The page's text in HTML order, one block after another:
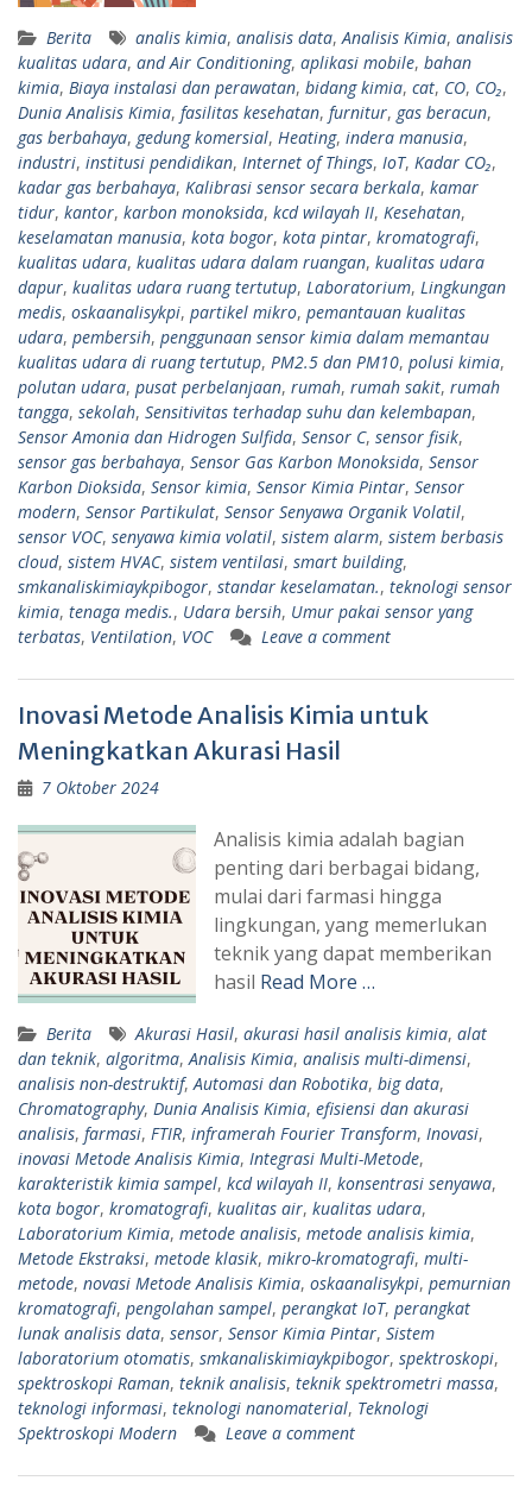
Berita analis kimia, analisis data, Analisis Kimia, analisis
kualitas udara, and Air Conditioning, aplikasi mobile, bahan
kimia, Biaya instalasi dan perawatan, bidang kimia, cat, CO, CO₂,
Dunia Analisis Kimia, fasilitas kesehatan, furnitur, gas beracun,
gas berbahaya, gedung komersial, Heating, indera manusia,
industri, institusi pendidikan, Internet of Things, IoT, Kadar CO₂,
kadar gas berbahaya, Kalibrasi sensor secara berkala, kamar
tidur, kantor, karbon monoksida, kcd wilayah II, Kesehatan,
keselamatan manusia, kota bogor, kota pintar, kromatografi,
kualitas udara, kualitas udara dalam ruangan, kualitas udara
dapur, kualitas udara ruang tertutup, Laboratorium, Lingkungan
medis, oskaanalisykpi, partikel mikro, pemantauan kualitas
udara, pembersih, penggunaan sensor kimia dalam memantau
kualitas udara di ruang tertutup, PM2.5 dan PM10, polusi kimia,
polutan udara, pusat perbelanjaan, rumah, rumah sakit, rumah
tangga, sekolah, Sensitivitas terhadap suhu dan kelembapan,
Sensor Amonia dan Hidrogen Sulfida, Sensor C, sensor fisik,
sensor gas berbahaya, Sensor Gas Karbon Monoksida, Sensor
Karbon Dioksida, Sensor kimia, Sensor Kimia Pintar, Sensor
modern, Sensor Partikulat, Sensor Senyawa Organik Volatil,
sensor VOC, senyawa kimia volatil, sistem alarm, sistem berbasis
cloud, sistem HVAC, sistem ventilasi, smart building,
smkanaliskimiaykpibogor, standar keselamatan., teknologi sensor
kimia, tenaga medis., Udara bersih, Umur pakai sensor yang
terbatas, Ventilation, VOC Leave a comment
Inovasi Metode Analisis Kimia untuk
Meningkatkan Akurasi Hasil
7 Oktober 2024
Analisis kimia adalah bagian
penting dari berbagai bidang,
mulai dari farmasi hingga
lingkungan, yang memerlukan
teknik yang dapat memberikan
hasil Read More …
Berita Akurasi Hasil, akurasi hasil analisis kimia, alat
dan teknik, algoritma, Analisis Kimia, analisis multi-dimensi,
analisis non-destruktif, Automasi dan Robotika, big data,
Chromatography, Dunia Analisis Kimia, efisiensi dan akurasi
analisis, farmasi, FTIR, inframerah Fourier Transform, Inovasi,
inovasi Metode Analisis Kimia, Integrasi Multi-Metode,
karakteristik kimia sampel, kcd wilayah II, konsentrasi senyawa,
kota bogor, kromatografi, kualitas air, kualitas udara,
Laboratorium Kimia, metode analisis, metode analisis kimia,
Metode Ekstraksi, metode klasik, mikro-kromatografi, multi-
metode, novasi Metode Analisis Kimia, oskaanalisykpi, pemurnian
kromatografi, pengolahan sampel, perangkat IoT, perangkat
lunak analisis data, sensor, Sensor Kimia Pintar, Sistem
laboratorium otomatis, smkanaliskimiaykpibogor, spektroskopi,
spektroskopi Raman, teknik analisis, teknik spektrometri massa,
teknologi informasi, teknologi nanomaterial, Teknologi
Spektroskopi Modern
Leave a comment